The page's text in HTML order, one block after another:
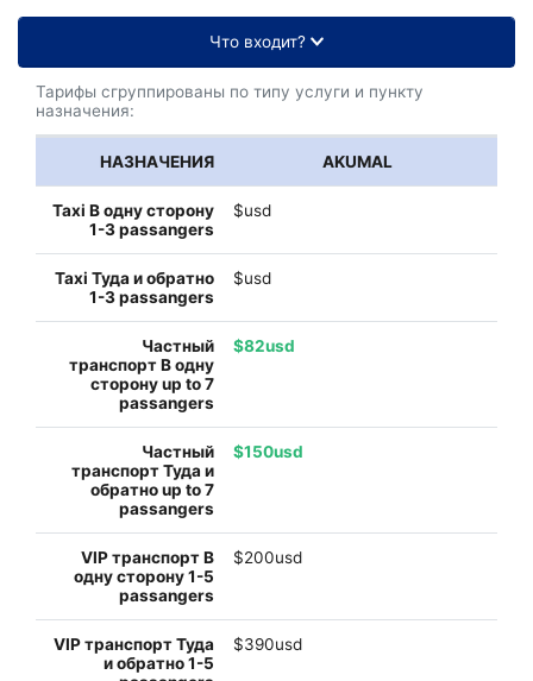
Что входит?
Тарифы сгруппированы по типу услуги и пункту
назначения:
AKUMAL
$usd
$usd
$82usd
$150usd
$200usd
$390usd